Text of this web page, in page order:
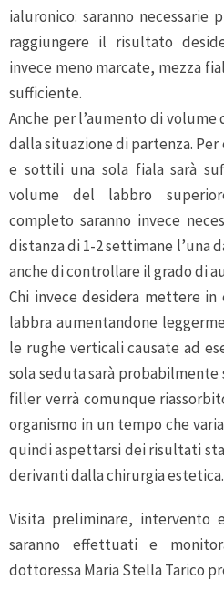
ialuronico: saranno necessarie
raggiungere il risultato
invece meno marcate, mezza
sufficiente.
Anche per l’aumento di
dalla situazione di partenza.
e sottili una sola fiala sarà
volume del labbro
completo saranno invece
distanza di 1-2 settimane l’una
anche di controllare il grado di
Chi invece desidera mettere
labbra aumentandone
le rughe verticali causate ad
sola seduta sarà
filler verrà comunque
organismo in un tempo che
quindi aspettarsi dei risultati
derivanti dalla chirurgia estetica.
Visita preliminare, intervento
saranno effettuati e
dottoressa Maria Stella Tarico